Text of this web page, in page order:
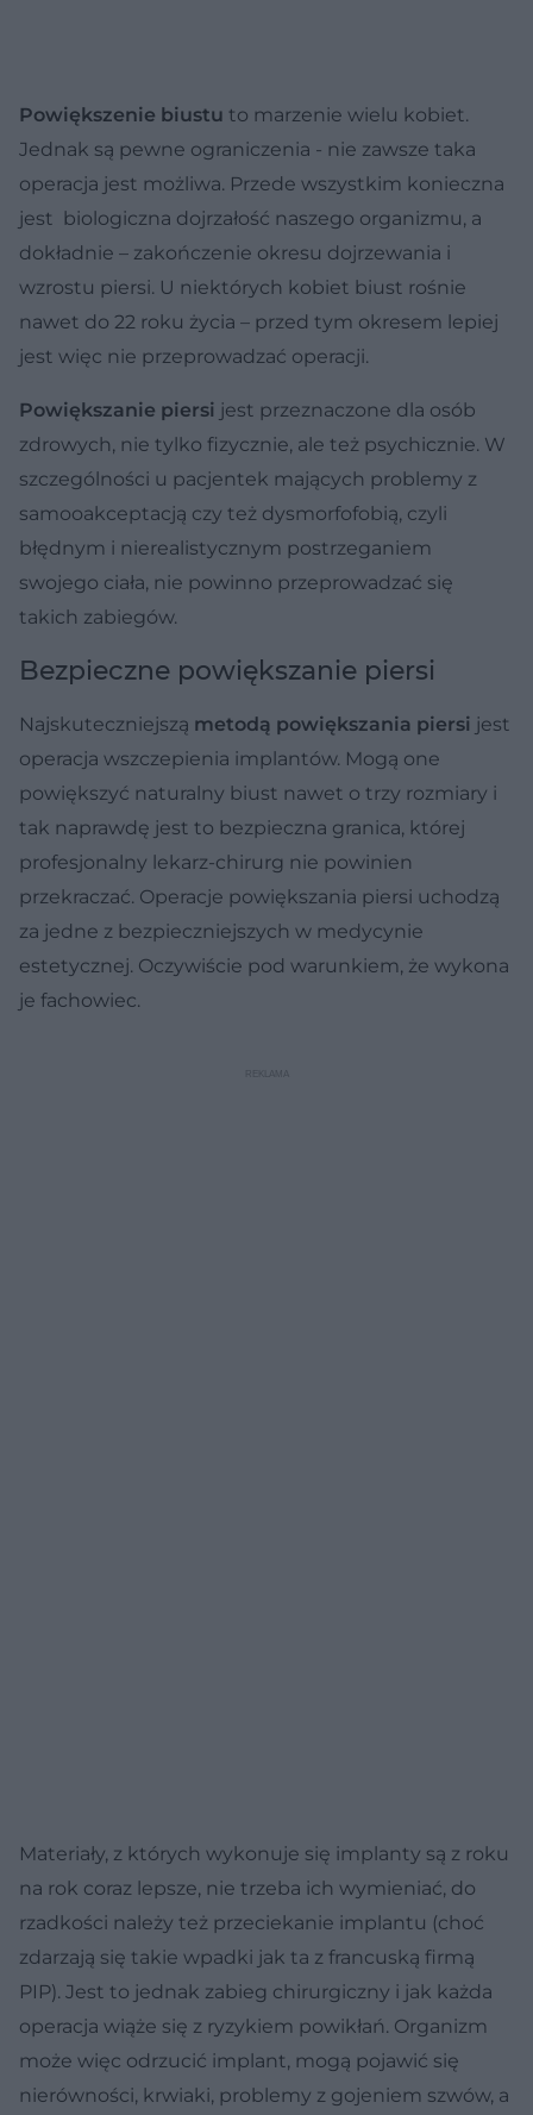
Powiększenie biustu to marzenie wielu kobiet.
Jednak są pewne ograniczenia - nie zawsze taka
operacja jest możliwa. Przede wszystkim konieczna
jest biologiczna dojrzałość naszego organizmu, a
dokładnie – zakończenie okresu dojrzewania i
wzrostu piersi. U niektórych kobiet biust rośnie
nawet do 22 roku życia – przed tym okresem lepiej
jest więc nie przeprowadzać operacji.
Powiększanie piersi jest przeznaczone dla osób
zdrowych, nie tylko fizycznie, ale też psychicznie. W
szczególności u pacjentek mających problemy z
samooakceptacją czy też dysmorfofobią, czyli
błędnym i nierealistycznym postrzeganiem
swojego ciała, nie powinno przeprowadzać się
takich zabiegów.
Bezpieczne powiększanie piersi
Najskuteczniejszą metodą powiększania piersi jest
operacja wszczepienia implantów. Mogą one
powiększyć naturalny biust nawet o trzy rozmiary i
tak naprawdę jest to bezpieczna granica, której
profesjonalny lekarz-chirurg nie powinien
przekraczać. Operacje powiększania piersi uchodzą
za jedne z bezpieczniejszych w medycynie
estetycznej. Oczywiście pod warunkiem, że wykona
je fachowiec.
Materiały, z których wykonuje się implanty są z roku
na rok coraz lepsze, nie trzeba ich wymieniać, do
rzadkości należy też przeciekanie implantu (choć
zdarzają się takie wpadki jak ta z francuską firmą
PIP). Jest to jednak zabieg chirurgiczny i jak każda
operacja wiąże się z ryzykiem powikłań. Organizm
może więc odrzucić implant, mogą pojawić się
nierówności, krwiaki, problemy z gojeniem szwów, a